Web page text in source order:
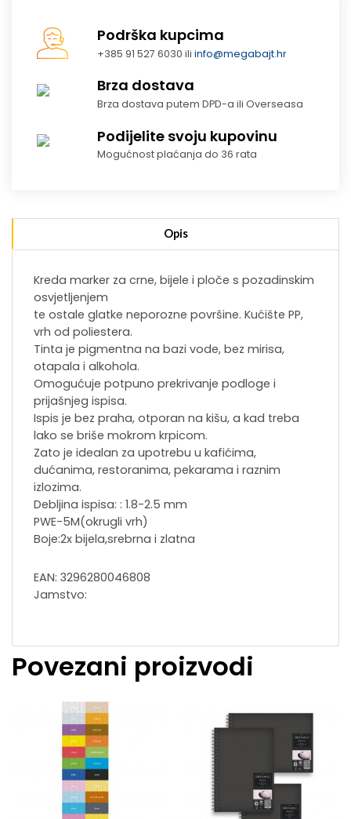
Podrška kupcima
+385 91 527 6030 iliinfo@megabajt.hr
Brza dostava
Brza dostava putem DPD-a ili Overseasa
Podijelite svoju kupovinu
Mogućnost plaćanja do 36 rata
Opis
Kreda marker za crne, bijele i ploče s pozadinskim
osvjetljenjem
te ostale glatke neporozne površine. Kućište PP,
vrh od poliestera.
Tinta je pigmentna na bazi vode, bez mirisa,
otapala i alkohola.
Omogućuje potpuno prekrivanje podloge i
prijašnjeg ispisa.
Ispis je bez praha, otporan na kišu, a kad treba
lako se briše mokrom krpicom.
Zato je idealan za upotrebu u kafićima,
dućanima, restoranima, pekarama i raznim
izlozima.
Debljina ispisa: : 1.8-2.5 mm
PWE-5M(okrugli vrh)
Boje:2x bijela,srebrna i zlatna
EAN: 3296280046808
Jamstvo:
Povezani proizvodi